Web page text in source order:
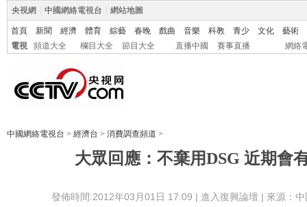
央視網 中國網絡電視台 網站地圖
首頁 新聞 經濟 體育 綜藝 春晚 戲曲 音樂 科教 青少 文化
藝術
電視
頻道大全 欄目大全 節目大全 直播中國 賽事直播 網絡
中國網絡電視台 > 經濟台 > 消費調查頻道 >
大眾回應：不棄用DSG 近期會
發佈時間:2012年03月01日 17:09 | 進入復興論壇 | 來源：